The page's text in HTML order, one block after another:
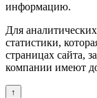
информацию.
Для
статистики,
страницах сайта,
компании имеют
↑